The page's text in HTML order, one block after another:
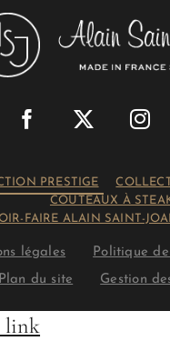
PRESTIGE
COUTEAUX À
FAIRE ALAIN SAINT-
légales
Politique
Plan du site
Gestion
link